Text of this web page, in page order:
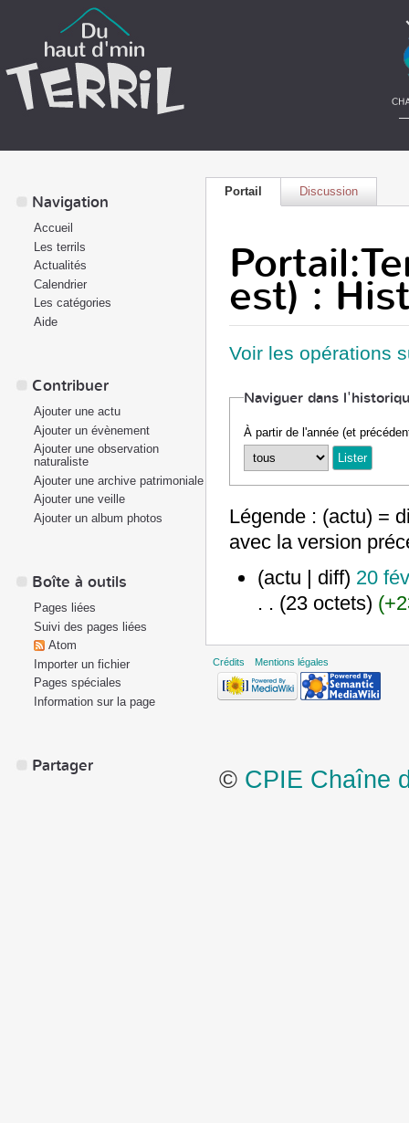
Portail Discussion
est) :
Voir les opérations
Naviguer dans
À partir de l'année (et
Légende : (actu) =
avec la version
(actu | diff) 20
. . (23 octets)
Navigation
Accueil
Les terrils
Actualités
Calendrier
Les catégories
Aide
Contribuer
Ajouter une actu
Ajouter un évènement
Ajouter une observation
naturaliste
Ajouter une archive patrimoniale
Ajouter une veille
Ajouter un album photos
Boîte à outils
Pages liées
Suivi des pages liées
Atom
Importer un fichier
Pages spéciales
Information sur la page
Partager
Crédits Mentions légales
© CPIE Chaîne